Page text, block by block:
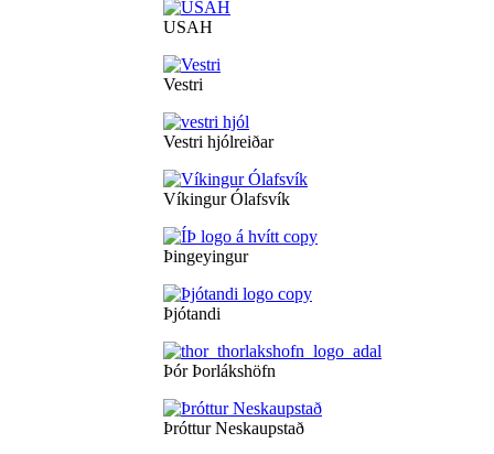
USAH
Vestri
Vestri hjólreiðar
Víkingur Ólafsvík
Þingeyingur
Þjótandi
Þór Þorlákshöfn
Þróttur Neskaupstað